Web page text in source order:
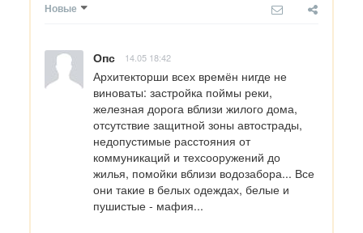
Новые
Опс 14.05 18:42
Архитекторши всех времён нигде не
виноваты: застройка поймы реки,
железная дорога вблизи жилого дома,
отсутствие защитной зоны автострады,
недопустимые расстояния от
коммуникаций и техсооружений до
жилья, помойки вблизи водозабора... Все
они такие в белых одеждах, белые и
пушистые - мафия...